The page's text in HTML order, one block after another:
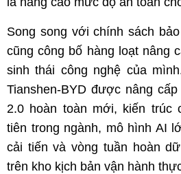
Song song với chính sách
cũng công bố hàng loạt nâng
sinh thái công nghệ của
Tianshen-BYD được nâng
2.0 hoàn toàn mới, kiến trúc
tiên trong ngành, mô hình AI
cải tiến và vòng tuần hoàn
trên kho kịch bản vận hành